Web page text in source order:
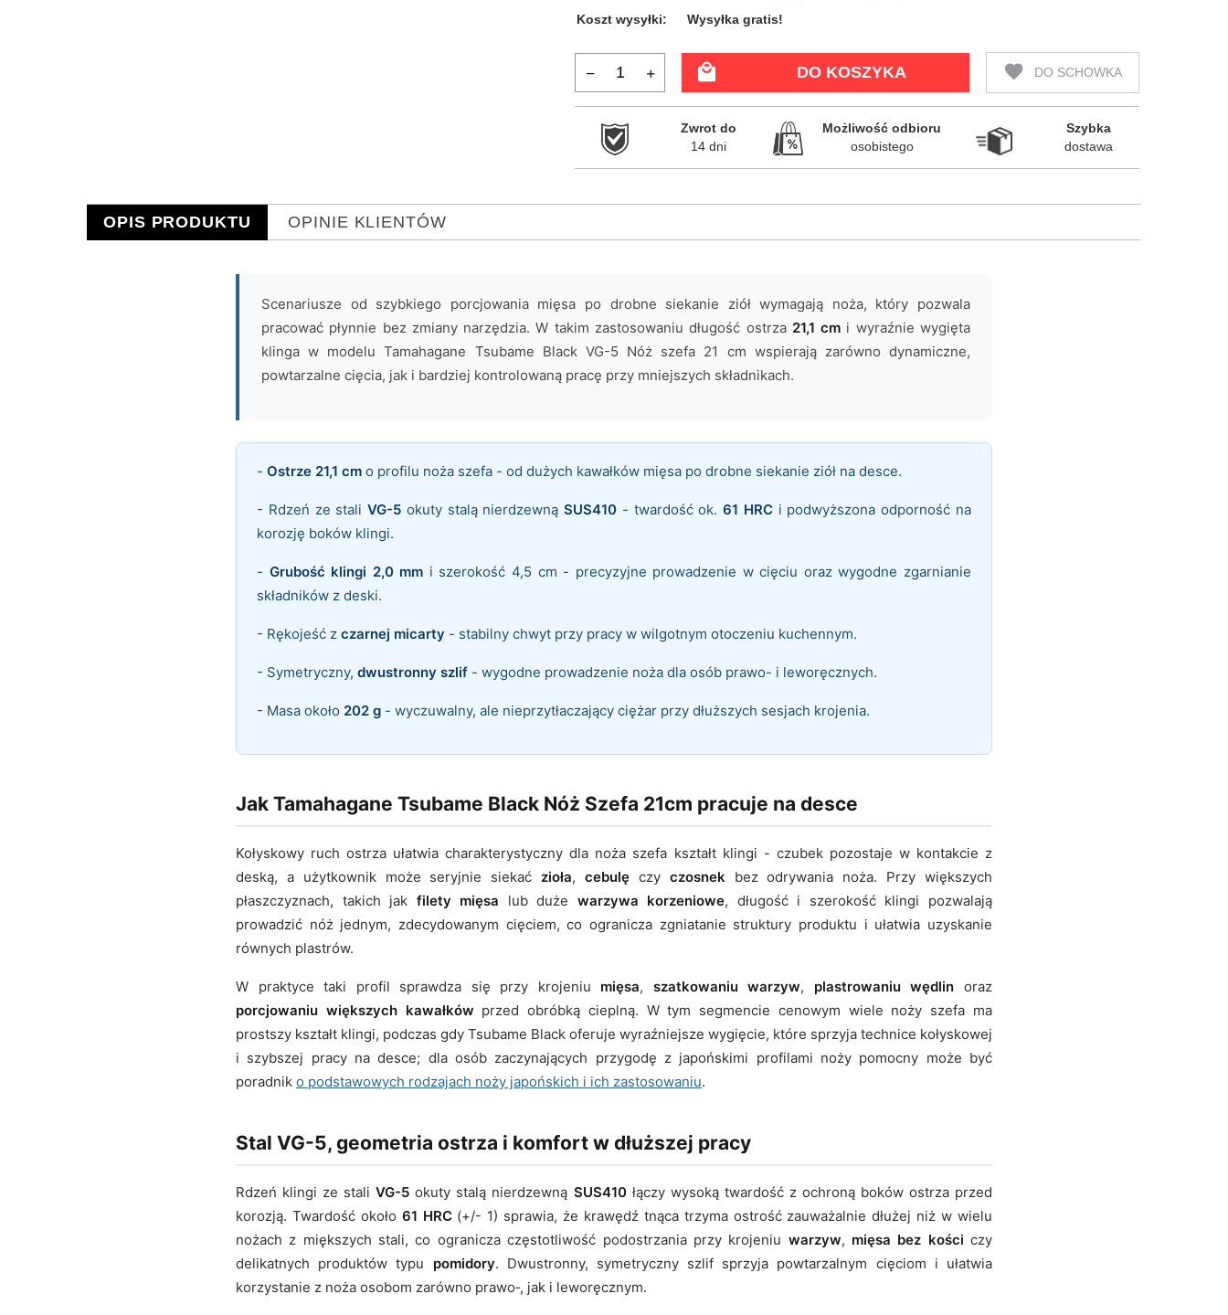
Koszt wysyłki: Wysyłka gratis!
DO KOSZYKA DO SCHOWKA
Zwrot do
14 dni
Możliwość odbioru
osobistego
Szybka
dostawa
OPIS PRODUKTU OPINIE KLIENTÓW
Scenariusze od szybkiego porcjowania mięsa po drobne siekanie ziół wymagają noża, który pozwala
pracować płynnie bez zmiany narzędzia. W takim zastosowaniu długość ostrza 21,1 cm i wyraźnie wygięta
klinga w modelu Tamahagane Tsubame Black VG-5 Nóż szefa 21 cm wspierają zarówno dynamiczne,
powtarzalne cięcia, jak i bardziej kontrolowaną pracę przy mniejszych składnikach.
- Ostrze 21,1 cm o profilu noża szefa - od dużych kawałków mięsa po drobne siekanie ziół na desce.
- Rdzeń ze staliVG-5 okuty stalą nierdzewnąSUS410 - twardość ok.61 HRCi podwyższona odporność na
korozję boków klingi.
- Grubość klingi 2,0 mm i szerokość 4,5 cm - precyzyjne prowadzenie w cięciu oraz wygodne zgarnianie
składników z deski.
- Rękojeść z czarnej micarty - stabilny chwyt przy pracy w wilgotnym otoczeniu kuchennym.
- Symetryczny, dwustronny szlif - wygodne prowadzenie noża dla osób prawo- i leworęcznych.
- Masa około 202 g - wyczuwalny, ale nieprzytłaczający ciężar przy dłuższych sesjach krojenia.
Jak Tamahagane Tsubame Black Nóż Szefa 21cm pracuje na desce
Kołyskowy ruch ostrza ułatwia charakterystyczny dla noża szefa kształt klingi - czubek pozostaje w kontakcie z
deską, a użytkownik może seryjnie siekać zioła,cebulę czy czosnek bez odrywania noża. Przy większych
płaszczyznach, takich jak filety mięsa lub duże warzywa korzeniowe, długość i szerokość klingi pozwalają
prowadzić nóż jednym, zdecydowanym cięciem, co ogranicza zgniatanie struktury produktu i ułatwia uzyskanie
równych plastrów.
W praktyce taki profil sprawdza się przy krojeniu mięsa, szatkowaniu warzyw, plastrowaniu wędlin oraz
porcjowaniu większych kawałków przed obróbką cieplną. W tym segmencie cenowym wiele noży szefa ma
prostszy kształt klingi, podczas gdy Tsubame Black oferuje wyraźniejsze wygięcie, które sprzyja technice kołyskowej
i szybszej pracy na desce; dla osób zaczynających przygodę z japońskimi profilami noży pomocny może być
poradnik o podstawowych rodzajach noży japońskich i ich zastosowaniu.
Stal VG-5, geometria ostrza i komfort w dłuższej pracy
Rdzeń klingi ze staliVG-5 okuty stalą nierdzewną SUS410łączy wysoką twardość z ochroną boków ostrza przed
korozją. Twardość około 61 HRC(+/- 1) sprawia, że krawędź tnąca trzyma ostrość zauważalnie dłużej niż w wielu
nożach z miększych stali, co ogranicza częstotliwość podostrzania przy krojeniu warzyw, mięsa bez kości czy
delikatnych produktów typu pomidory. Dwustronny, symetryczny szlif sprzyja powtarzalnym cięciom i ułatwia
korzystanie z noża osobom zarówno prawo‑, jak i leworęcznym.